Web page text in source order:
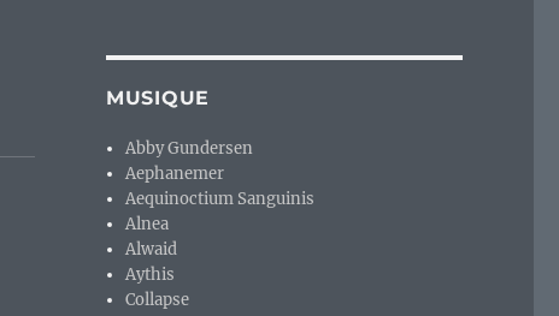
MUSIQUE
Abby Gundersen
Aephanemer
Aequinoctium Sanguinis
Alnea
Alwaid
Aythis
Collapse